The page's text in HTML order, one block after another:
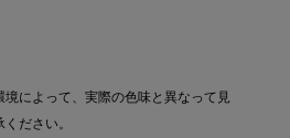
によって、実際の色味と異なって見
ださい。